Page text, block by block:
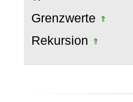
Grenzwerte
Rekursion